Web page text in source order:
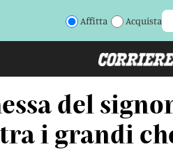
Affitta Acquista
del
i grandi